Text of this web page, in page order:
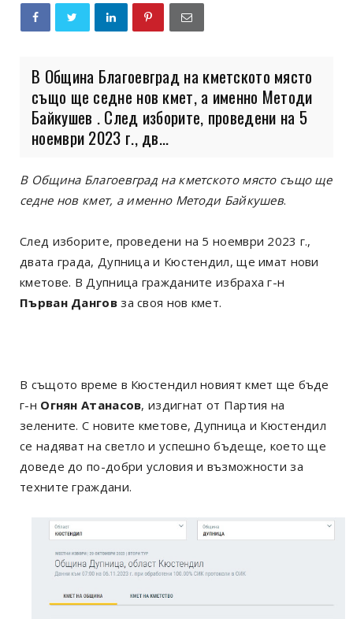
В Община Благоевград на кметското място
също ще седне нов кмет, а именно Методи
Байкушев . След изборите, проведени на 5
ноември 2023 г., дв...
В Община Благоевград на кметското място също ще
седне нов кмет, а именно Методи Байкушев.
След изборите, проведени на 5 ноември 2023 г.,
двата града, Дупница и Кюстендил, ще имат нови
кметове. В Дупница гражданите избраха г-н
Първан Данговза своя нов кмет.
В същото време в Кюстендил новият кмет ще бъде
г-н Огнян Атанасов, издигнат от Партия на
зелените. С новите кметове, Дупница и Кюстендил
се надяват на светло и успешно бъдеще, което ще
доведе до по-добри условия и възможности за
техните граждани.